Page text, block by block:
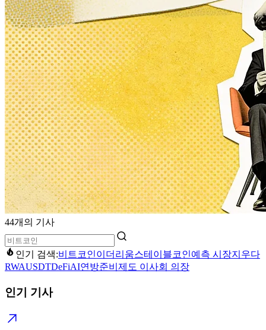
44개의 기사
인기 검색:비트코인이더리움스테이블코인예측 시장지우다
RWAUSDTDeFiAI연방준비제도 이사회 의장
인기 기사